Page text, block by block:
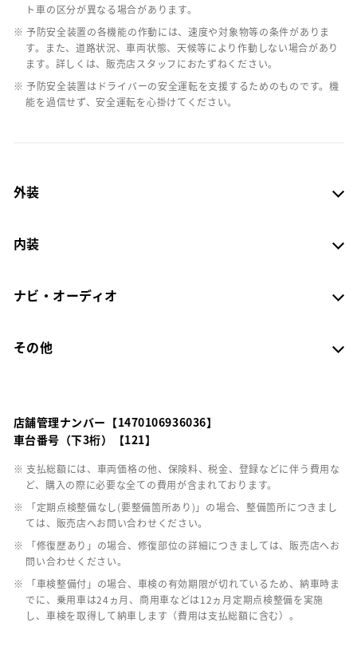
ト車の区分が異なる場合があります。
※ 予防安全装置の各機能の作動には、速度や対象物等の条件がありま
す。また、道路状況、車両状態、天候等により作動しない場合があり
ます。詳しくは、販売店スタッフにおたずねください。
※ 予防安全装置はドライバーの安全運転を支援するためのものです。機
能を過信せず、安全運転を心掛けてください。
外装
内装
ナビ・オーディオ
その他
店舗管理ナンバー【1470106936036】
車台番号（下3桁）【121】
※ 支払総額には、車両価格の他、保険料、税金、登録などに伴う費用な
ど、購入の際に必要な全ての費用が含まれております。
※ 「定期点検整備なし(要整備箇所あり)」の場合、整備箇所につきまし
ては、販売店へお問い合わせください。
※ 「修復歴あり」の場合、修復部位の詳細につきましては、販売店へお
問い合わせください。
※ 「車検整備付」の場合、車検の有効期限が切れているため、納車時ま
でに、乗用車は24ヵ月、商用車などは12ヵ月定期点検整備を実施
し、車検を取得して納車します（費用は支払総額に含む）。